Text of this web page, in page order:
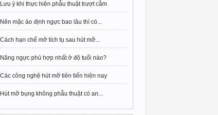
Lưu ý khi thực hiện phẫu thuật trượt cằm
Nên mặc áo định ngực bao lâu thì có...
Cách hạn chế mỡ tích tụ sau hút mỡ...
Nâng ngực phù hợp nhất ở độ tuổi nào?
Các công nghệ hút mỡ tiên tiến hiện nay
Hút mỡ bụng không phẫu thuật có an...